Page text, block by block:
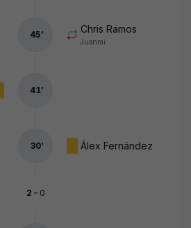
Chris Ramos
Juanmi
45’
41’
Álex Fernández
30’
2 - 0